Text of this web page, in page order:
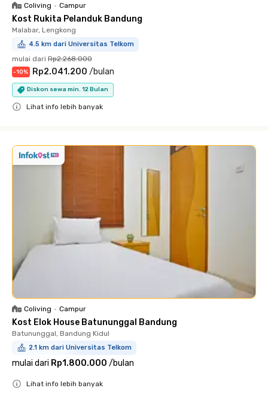
Coliving • Campur
Kost Rukita Pelanduk Bandung
Malabar, Lengkong
4.5 km dari Universitas Telkom
mulai dari Rp2.268.000
-10% Rp2.041.200 /bulan
Diskon sewa min. 12 Bulan
Lihat info lebih banyak
Coliving • Campur
Kost Elok House Batununggal Bandung
Batununggal, Bandung Kidul
2.1 km dari Universitas Telkom
mulai dari Rp1.800.000 /bulan
Lihat info lebih banyak